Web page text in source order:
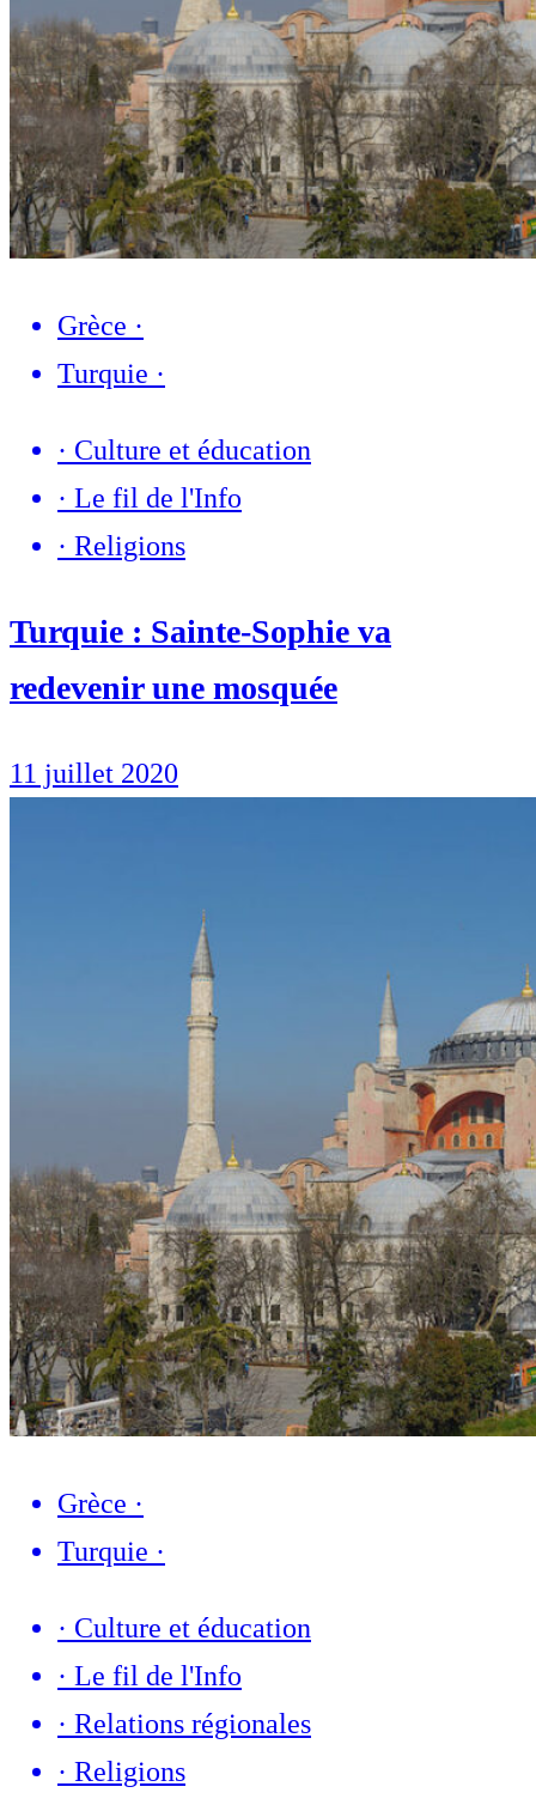
Grèce ·
Turquie ·
· Culture et éducation
· Le fil de l'Info
· Religions
Turquie : Sainte-Sophie va
redevenir une mosquée
11 juillet 2020
Grèce ·
Turquie ·
· Culture et éducation
· Le fil de l'Info
· Relations régionales
· Religions